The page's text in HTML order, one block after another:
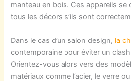
manteau en bois. Ces appareils se
tous les décors s’ils sont
Dans le cas d’un salon design, la
contemporaine pour éviter un
Orientez-vous alors vers des
matériaux comme l’acier, le verre ou